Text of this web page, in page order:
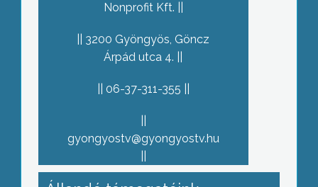
Nonprofit Kft.
3200 Gyöngyös, Göncz
Árpád utca 4.
06-37-311-355
gyongyostv@gyongyostv.hu